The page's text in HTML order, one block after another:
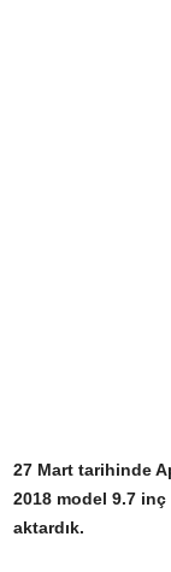
27 Mart tarihinde
2018 model 9.7
aktardık.